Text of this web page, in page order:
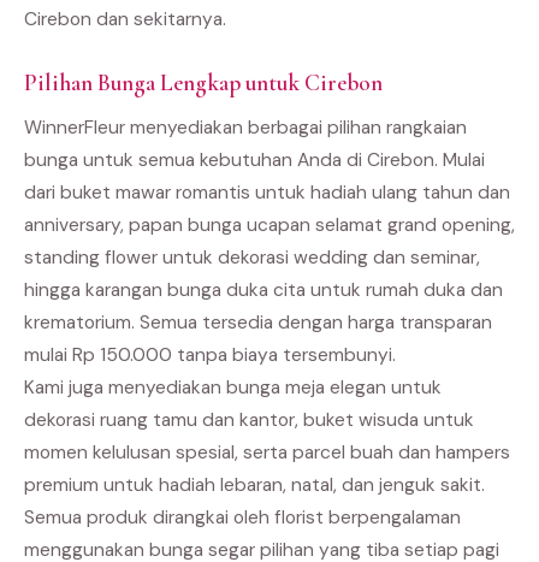
Cirebon dan sekitarnya.
Pilihan Bunga Lengkap untuk Cirebon
WinnerFleur menyediakan berbagai pilihan rangkaian
bunga untuk semua kebutuhan Anda di Cirebon. Mulai
dari buket mawar romantis untuk hadiah ulang tahun dan
anniversary, papan bunga ucapan selamat grand opening,
standing flower untuk dekorasi wedding dan seminar,
hingga karangan bunga duka cita untuk rumah duka dan
krematorium. Semua tersedia dengan harga transparan
mulai Rp 150.000 tanpa biaya tersembunyi.
Kami juga menyediakan bunga meja elegan untuk
dekorasi ruang tamu dan kantor, buket wisuda untuk
momen kelulusan spesial, serta parcel buah dan hampers
premium untuk hadiah lebaran, natal, dan jenguk sakit.
Semua produk dirangkai oleh florist berpengalaman
menggunakan bunga segar pilihan yang tiba setiap pagi